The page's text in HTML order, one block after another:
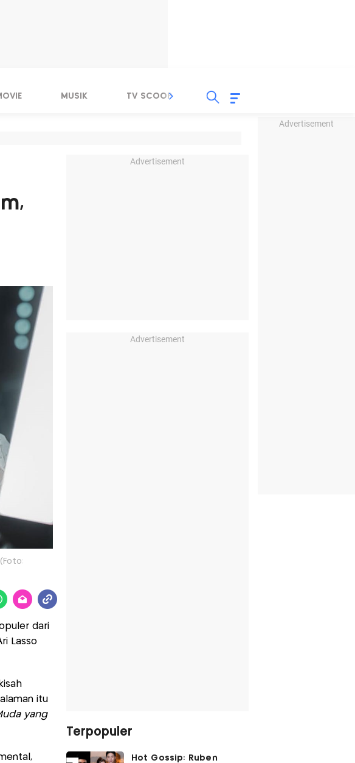
Advertisement
MUSIK TV SCOOP LIRIK
dari
Lasso
itu
yang
Advertisement
Advertisement
Terpopuler
Hot Gossip: Ruben